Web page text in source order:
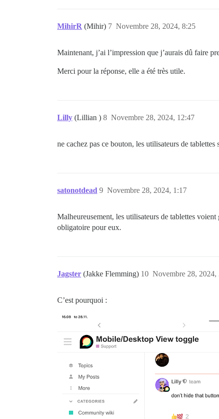
MihirR (Mihir) Novembre 28, 2024, 8:25
7
Maintenant, j’ai l’impression que j’aurais dû faire
Merci pour la réponse, elle a été très utile.
Lilly (Lillian ) Novembre 28, 2024, 12:47
8
ne cachez pas ce bouton, les utilisateurs de tablettes
satonotdead Novembre 28, 2024, 1:17
9
Malheureusement, les utilisateurs de tablettes
obligatoire pour eux.
Jagster (Jakke Flemming) Novembre 28, 2024,
10
C’est pourquoi :